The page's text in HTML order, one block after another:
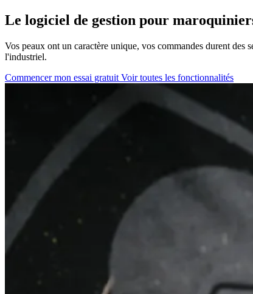
Le logiciel de gestion pour
Vos peaux ont un caractère unique, vos commandes durent des
l'industriel.
Commencer mon essai gratuit Voir toutes les fonctionnalités